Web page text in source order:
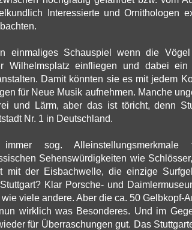
Interessierte und Ornithologen
einmaliges Schauspiel wenn die
Wilhelmsplatz einfliegen und dabei ein
Damit könnten sie es mit jedem
für Neue Musik aufnehmen. Manche
und Lärm, aber das ist töricht, denn
Nr. 1 in Deutschland.
immer sog.
Sehenswürdigkeiten wie
der Eisbachwelle, die einzige
Klar Porsche- und
viele andere. Aber die ca. 50 Gelbkopf-
wirklich was Besonderes. Und im
für Überraschungen gut. Das